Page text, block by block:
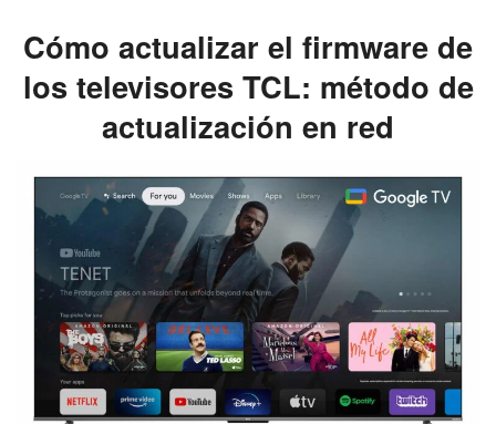
Cómo actualizar el firmware de
los televisores TCL: método de
actualización en red